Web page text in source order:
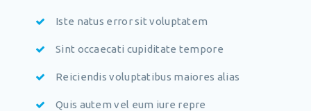
Iste natus error sit voluptatem
Sint occaecati cupiditate tempore
Reiciendis voluptatibus maiores alias
Quis autem vel eum iure repre